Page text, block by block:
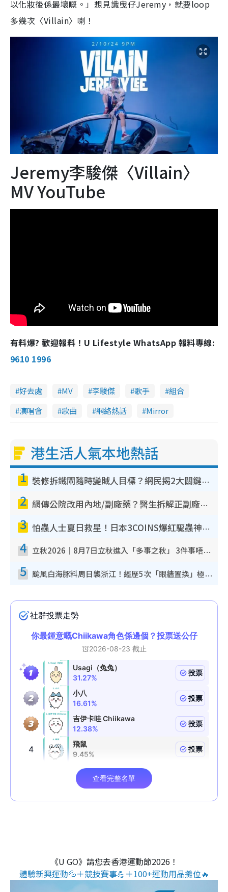
以化妝後係最壞嘅。」想見識曳仔Jeremy，就要loop
多幾次〈Villain〉喇！
Jeremy李駿傑〈Villain〉
MV YouTube
有料爆? 歡迎報料！U Lifestyle WhatsApp 報料專線:
9610 1996
好去處 MV 李駿傑 歌手
組合
演唱會
歌曲 網絡熱話 Mirror
港生活人氣本地熱話
1 裝修拆鐵閘隨時變賊人目標？網民揭2大關鍵用途：裝新式等於白裝？附新舊鐵閘分別
2 網傳公院改用內地/副廠藥？醫生拆解正副廠分別 揭4類人換藥隨時出事
3 怕蟲人士夏日救星！日本3COINS爆紅驅蟲神器$45起 1招「全程免觸碰」輕鬆搞定小強
4 立秋2026｜8月7日立秋進入「多事之秋」 3件事唔做得！專家教6招開運 清枱頭／銀包納氣接好運
5 颱風白海豚料周日襲浙江！經歷5次「眼牆置換」極罕見 成登陸內地最長途颱風
《U GO》請您去香港運動節2026！
體驗新興運動💦＋競技賽事💪＋100+運動用品攤位🔥